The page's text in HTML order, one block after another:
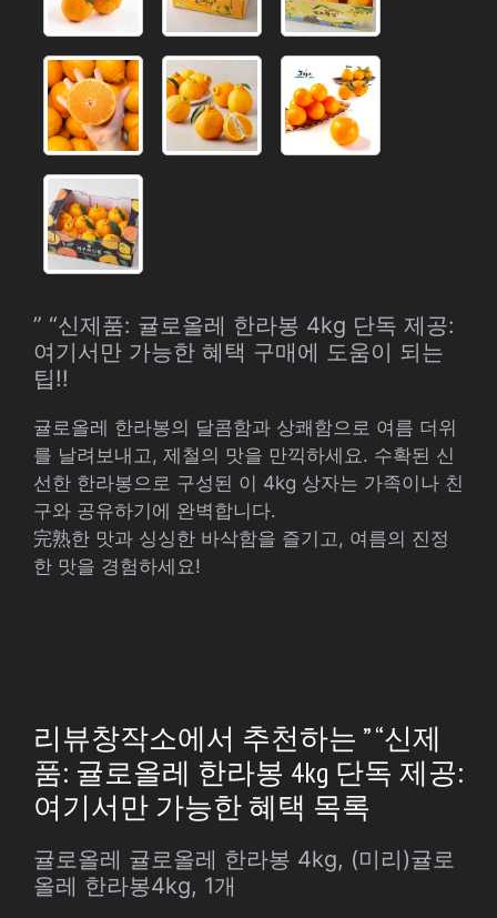
” “신제품: 귤로올레 한라봉 4kg 단독 제공:
여기서만 가능한 혜택 구매에 도움이 되는
팁!!
귤로올레 한라봉의 달콤함과 상쾌함으로 여름 더위
를 날려보내고, 제철의 맛을 만끽하세요. 수확된 신
선한 한라봉으로 구성된 이 4kg 상자는 가족이나 친
구와 공유하기에 완벽합니다.
完熟한 맛과 싱싱한 바삭함을 즐기고, 여름의 진정
한 맛을 경험하세요!
리뷰창작소에서 추천하는 ” “신제
품: 귤로올레 한라봉 4kg 단독 제공:
여기서만 가능한 혜택 목록
귤로올레 귤로올레 한라봉 4kg, (미리)귤로
올레 한라봉4kg, 1개